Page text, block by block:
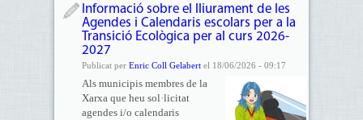
Informació sobre el lliurament de les
Agendes i Calendaris escolars per a la
Transició Ecològica per al curs 2026-
2027
Publicat per Enric Coll Gelabertel 18/06/2026 - 09:17
Als municipis membres de la
Xarxa que heu sol·licitat
agendes i/o calendaris